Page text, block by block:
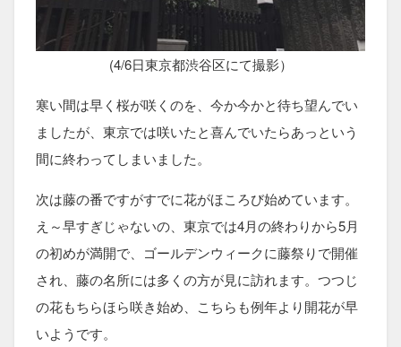
(4/6日東京都渋谷区にて撮影）
寒い間は早く桜が咲くのを、今か今かと待ち望んでい
ましたが、東京では咲いたと喜んでいたらあっという
間に終わってしまいました。
次は藤の番ですがすでに花がほころび始めています。
え～早すぎじゃないの、東京では4月の終わりから5月
の初めが満開で、ゴールデンウィークに藤祭りで開催
され、藤の名所には多くの方が見に訪れます。つつじ
の花もちらほら咲き始め、こちらも例年より開花が早
いようです。